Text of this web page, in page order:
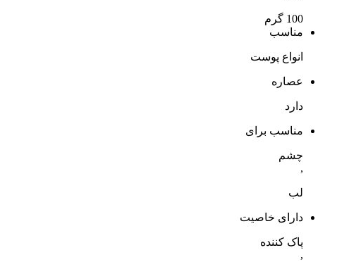
100 گرم
مناسب
انواع پوست
عصاره
دارد
مناسب برای
چشم
,
لب
دارای خاصیت
پاک کننده
,